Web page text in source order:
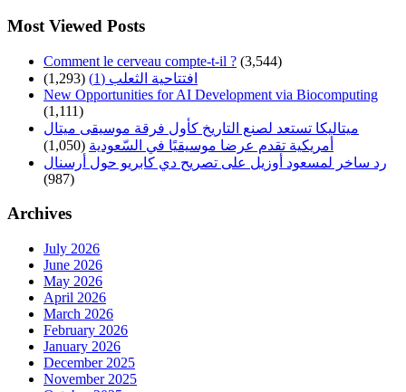
Most Viewed Posts
Comment le cerveau compte-t-il ? (3,544)
افتتاحية الثعلب (1)
(1,293)
New Opportunities for AI Development via Biocomputing
(1,111)
ميتاليكا تستعد لصنع التاريخ كأول فرقة موسيقى ميتال
أمريكية تقدم عرضا موسيقيًا في السّعودية (1,050)
رد ساخر لمسعود أوزيل على تصريح دي كابريو حول أرسنال
(987)
Archives
July 2026
June 2026
May 2026
April 2026
March 2026
February 2026
January 2026
December 2025
November 2025